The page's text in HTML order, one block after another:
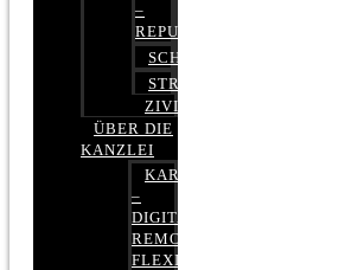
–
REPUTATIONSMANAGEMENT
SCHUFARECHT
STRAFRECHT
ZIVILRECHT
ÜBER DIE
KANZLEI
KARRIERE
–
DIGITAL,
REMOTE,
FLEXIBEL